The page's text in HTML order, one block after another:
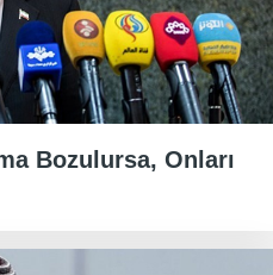
Bozulursa, Onları